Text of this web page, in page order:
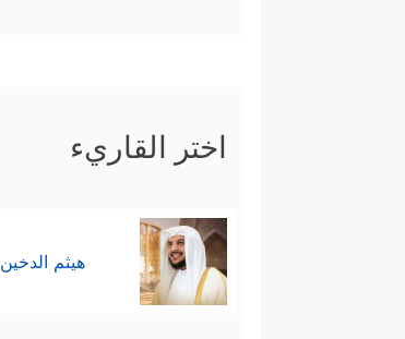
اختر القاريء
هيثم الدخين